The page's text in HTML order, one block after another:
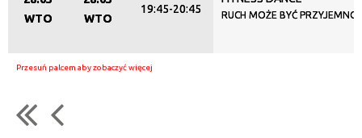
WTO
WTO
19:45-20:45 RUCH MOŻE BYĆ